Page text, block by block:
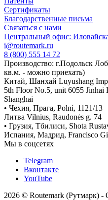
Сертификаты
Благодарственные письма
Связаться с нами
Центральный офис:
i@routemark.ru
8 (800) 555 14 72
Производство: г.Подольск
кв.м. - можно приехать)
Китай, Шанхай Luyushang
5th Floor No.5, unit 6055 Jinhai
Shanghai
• Чехия, Прага, Polní, 1121/13
Литва Vilnius, Raudonės g. 74
• Грузия, Тбилиси, Shota
Испания, Мадрид, Francisco
Мы в соцсетях
Telegram
Вконтакте
YouTube
2026 © Routemark (Рутмарк)